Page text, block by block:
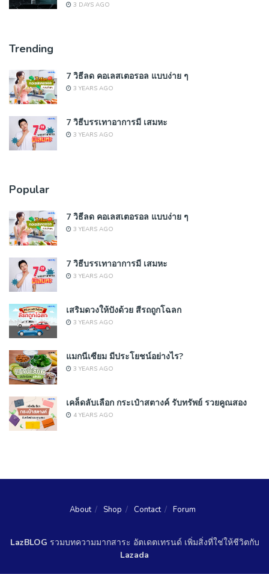
3 DAYS AGO
Trending
7 วิธีลด คอเลสเตอรอล แบบง่าย ๆ
3 YEARS AGO
7 วิธีบรรเทาอาการมี เสมหะ
3 YEARS AGO
Popular
7 วิธีลด คอเลสเตอรอล แบบง่าย ๆ
3 YEARS AGO
7 วิธีบรรเทาอาการมี เสมหะ
3 YEARS AGO
เสริมดวงให้ปังด้วย สีรถถูกโฉลก
3 YEARS AGO
แมกนีเซียม มีประโยชน์อย่างไร?
3 YEARS AGO
เคล็ดลับเลือก กระเป๋าสตางค์ รับทรัพย์ รวยคูณสอง
4 YEARS AGO
About Shop Contact Forum
LazBLOG รวมบทความมากสาระ อัตเดตเทรนด์ เพิ่มสิ่งที่ใช่ให้ชีวิตกับ
Lazada